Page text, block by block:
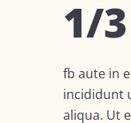
1/3
fb aute in
incididunt
aliqua. Ut